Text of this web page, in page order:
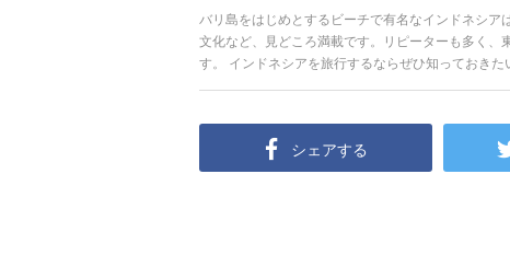
バリ島をはじめとするビーチで有名なインドネシ
文化など、見どころ満載です。リピーターも多く
す。 インドネシアを旅行するならぜひ知っておき
シェアする